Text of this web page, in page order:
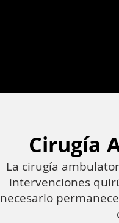
Cirugía
La cirugía
intervenciones
necesario